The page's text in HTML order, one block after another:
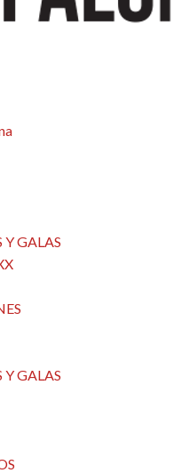
y latinoamericana
Y GALAS
Y GALAS